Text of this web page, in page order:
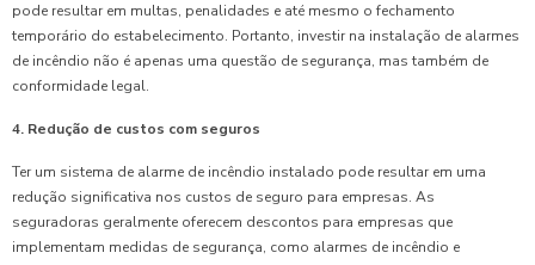
pode resultar em multas, penalidades e até mesmo o fechamento
temporário do estabelecimento. Portanto, investir na instalação de alarmes
de incêndio não é apenas uma questão de segurança, mas também de
conformidade legal.
4. Redução de custos com seguros
Ter um sistema de alarme de incêndio instalado pode resultar em uma
redução significativa nos custos de seguro para empresas. As
seguradoras geralmente oferecem descontos para empresas que
implementam medidas de segurança, como alarmes de incêndio e